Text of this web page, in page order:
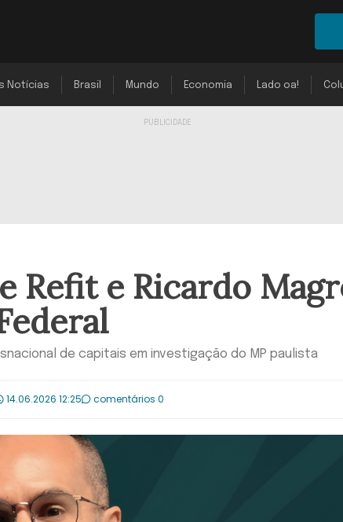
Notícias Brasil Mundo Economia Lado oa!
Refit e Ricardo
de capitais em investigação do MP paulista
14.06.2026 12:25 comentários 0